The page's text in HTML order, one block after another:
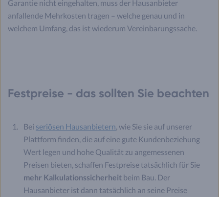
Garantie nicht eingehalten, muss der Hausanbieter
anfallende Mehrkosten tragen – welche genau und in
welchem Umfang, das ist wiederum Vereinbarungssache.
Festpreise - das sollten Sie beachten
Bei seriösen Hausanbietern , wie Sie sie auf unserer
Plattform finden, die auf eine gute Kundenbeziehung
Wert legen und hohe Qualität zu angemessenen
Preisen bieten, schaffen Festpreise tatsächlich für Sie
mehr Kalkulationssicherheit beim Bau. Der
Hausanbieter ist dann tatsächlich an seine Preise